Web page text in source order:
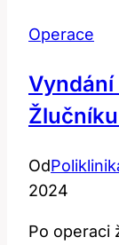
Operace
Vyndání
Od
2024
Po operaci